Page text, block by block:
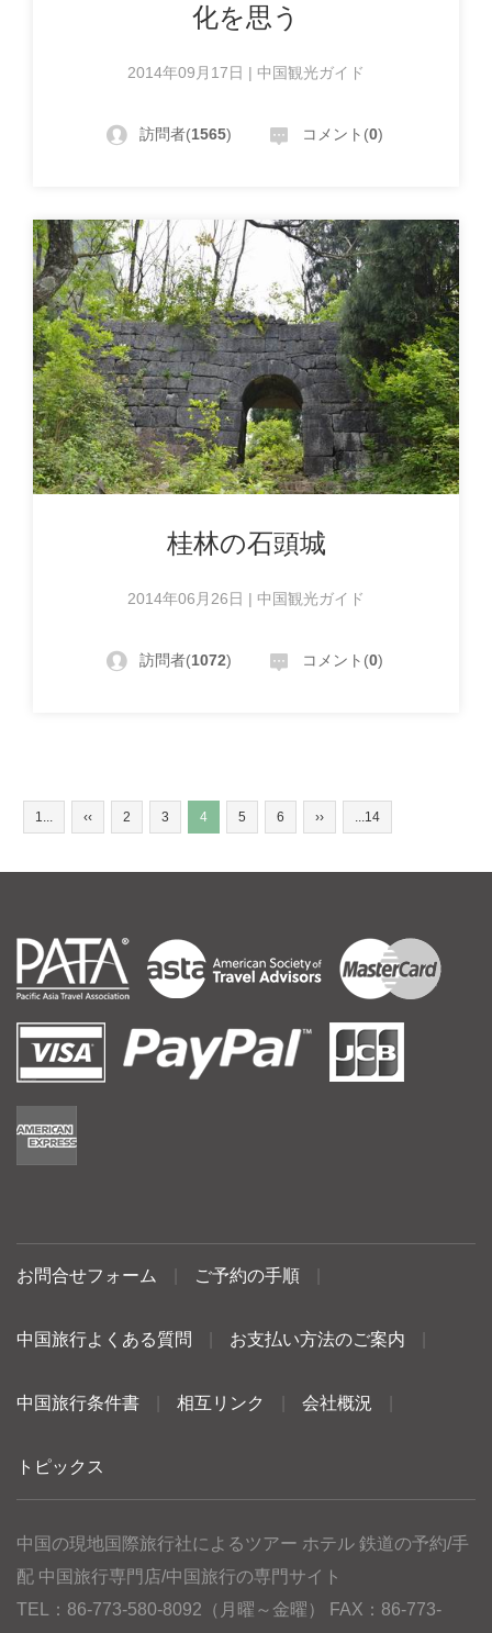
化を思う
2014年09月17日 | 中国観光ガイド
訪問者(1565) コメント(0)
桂林の石頭城
2014年06月26日 | 中国観光ガイド
訪問者(1072) コメント(0)
1... ‹‹ 2 3 4 5 6 ›› ...14
お問合せフォーム ご予約の手順
中国旅行よくある質問 お支払い方法のご案内
中国旅行条件書 相互リンク 会社概況
トピックス
中国の現地国際旅行社によるツアー ホテル 鉄道の予約/手
配 中国旅行専門店/中国旅行の専門サイト
TEL：86-773-580-8092（月曜～金曜） FAX：86-773-